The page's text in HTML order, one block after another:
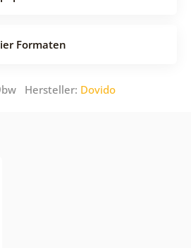
Formaten
Hersteller: Dovido